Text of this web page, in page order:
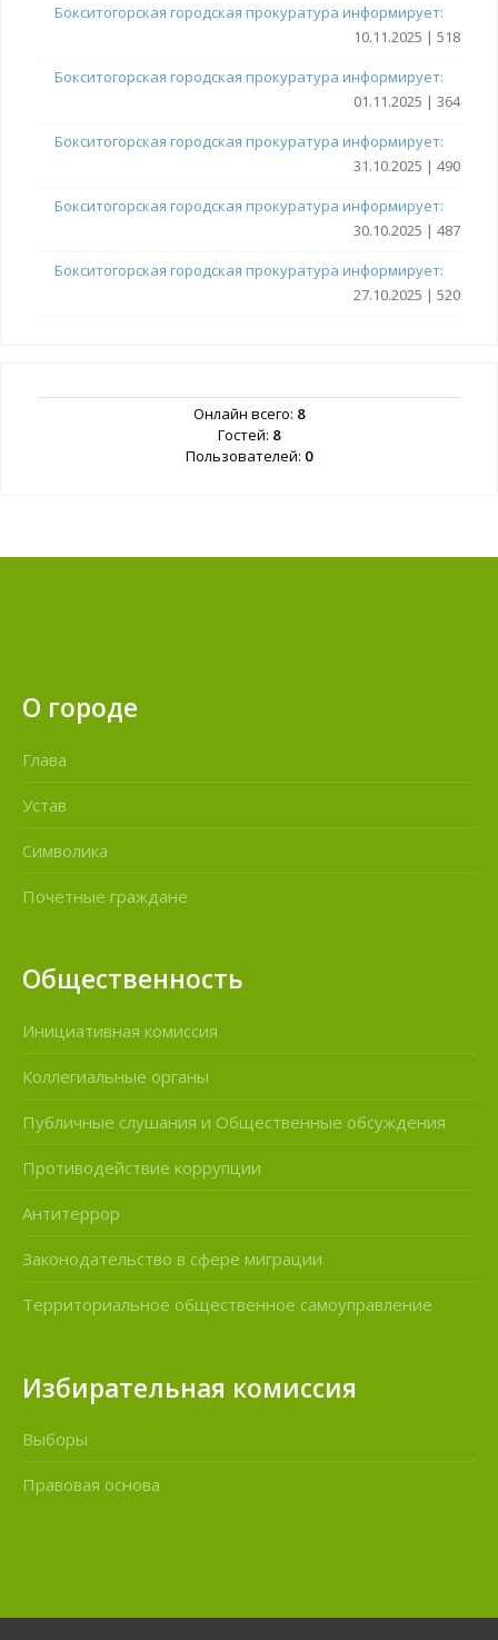
Бокситогорская городская прокуратура информирует:
10.11.2025 | 518
Бокситогорская городская прокуратура информирует:
01.11.2025 | 364
Бокситогорская городская прокуратура информирует:
31.10.2025 | 490
Бокситогорская городская прокуратура информирует:
30.10.2025 | 487
Бокситогорская городская прокуратура информирует:
27.10.2025 | 520
Онлайн всего: 8
Гостей: 8
Пользователей: 0
О городе
Глава
Устав
Символика
Почетные граждане
Общественность
Инициативная комиссия
Коллегиальные органы
Публичные слушания и Общественные обсуждения
Противодействие коррупции
Антитеррор
Законодательство в сфере миграции
Территориальное общественное самоуправление
Избирательная комиссия
Выборы
Правовая основа